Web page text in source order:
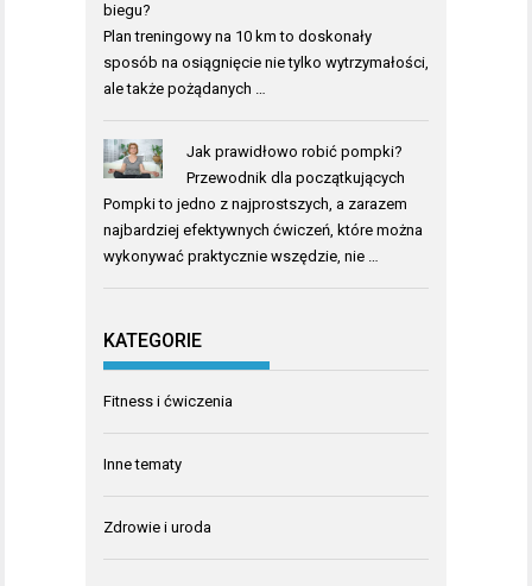
biegu?
Plan treningowy na 10 km to doskonały
sposób na osiągnięcie nie tylko wytrzymałości,
ale także pożądanych …
Jak prawidłowo robić pompki?
Przewodnik dla początkujących
Pompki to jedno z najprostszych, a zarazem
najbardziej efektywnych ćwiczeń, które można
wykonywać praktycznie wszędzie, nie …
KATEGORIE
Fitness i ćwiczenia
Inne tematy
Zdrowie i uroda